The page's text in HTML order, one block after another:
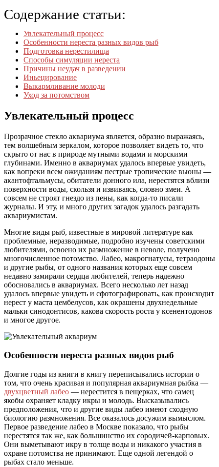
Содержание статьи:
Увлекательный процесс
Особенности нереста разных видов рыб
Подготовка нерестилища
Способы симуляции нереста
Причины неудач в разведении
Иньецирование
Выкармливание молоди
Уход за потомством
Увлекательный процесс
Прозрачное стекло аквариума является, образно выражаясь,
тем волшебным зеркалом, которое позволяет видеть то, что
скрыто от нас в природе мутными водами и морскими
глубинами. Именно в аквариумах удалось впервые увидеть,
как вопреки всем ожиданиям пестрые тропические вьюны —
акантофтальмусы, обитатели донного ила, нерестятся вблизи
поверхности воды, скользя и извиваясь, словно змеи. А
совсем не строят гнездо из пены, как когда-то писали
журналы. И эту, и много других загадок удалось разгадать
аквариумистам.
Многие виды рыб, известные в мировой литературе как
проблемные, неразводимые, подробно изучены советскими
любителями, освоено их размножение в неволе, получено
многочисленное потомство. Лабео, макрогнатусы, тетраодоны
и другие рыбы, от одного названия которых еще совсем
недавно замирали сердца любителей, теперь надежно
обосновались в аквариумах. Всего несколько лет назад
удалось впервые увидеть и сфотографировать, как происходит
нерест у маста цембелусов, как окрашены двухнедельные
мальки синодонтисов, какова скорость роста у ксенентодонов
и многое другое.
Особенности нереста разных видов рыб
Долгие годы из книги в книгу переписывались истории о
том, что очень красивая и популярная аквариумная рыбка —
двухцветный лабео — нерестится в пещерках, что самец
якобы охраняет кладку икры и молодь. Высказывались
предположения, что и другие виды лабео имеют сходную
биологию размножения. Все оказалось досужим вымыслом.
Первое разведение лабео в Москве показало, что рыбы
нерестятся так же, как большинство их сородичей-карповых.
Они выметывают икру в толще воды и никакого участия в
охране потомства не принимают. Еще одной легендой о
рыбах стало меньше.